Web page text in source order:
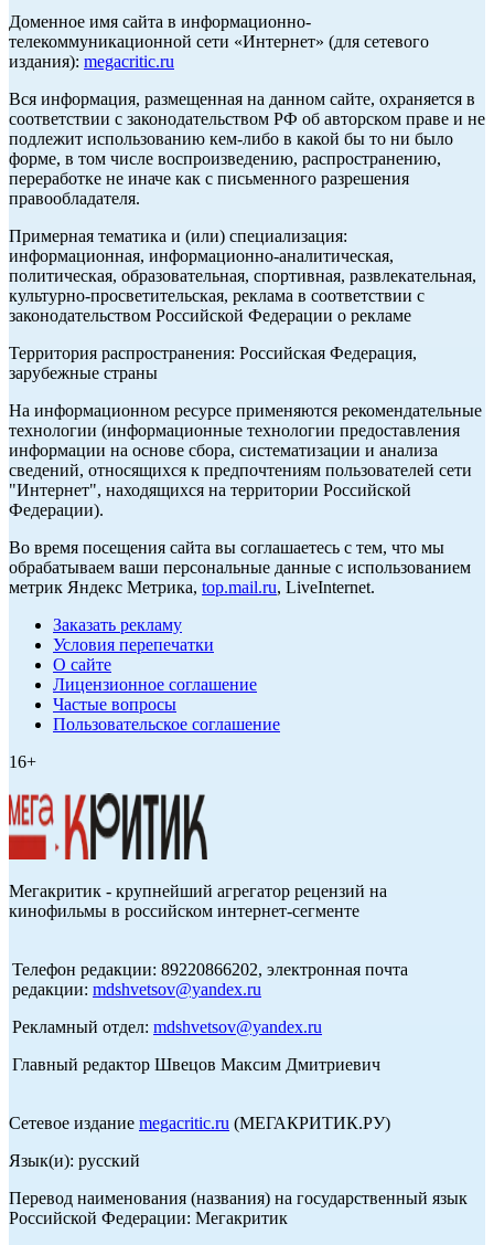
Доменное имя сайта в информационно-
телекоммуникационной сети «Интернет» (для сетевого
издания): megacritic.ru
Вся информация, размещенная на данном сайте, охраняется в
соответствии с законодательством РФ об авторском праве и не
подлежит использованию кем-либо в какой бы то ни было
форме, в том числе воспроизведению, распространению,
переработке не иначе как с письменного разрешения
правообладателя.
Примерная тематика и (или) специализация:
информационная, информационно-аналитическая,
политическая, образовательная, спортивная, развлекательная,
культурно-просветительская, реклама в соответствии с
законодательством Российской Федерации о рекламе
Территория распространения: Российская Федерация,
зарубежные страны
На информационном ресурсе применяются рекомендательные
технологии (информационные технологии предоставления
информации на основе сбора, систематизации и анализа
сведений, относящихся к предпочтениям пользователей сети
"Интернет", находящихся на территории Российской
Федерации).
Во время посещения сайта вы соглашаетесь с тем, что мы
обрабатываем ваши персональные данные с использованием
метрик Яндекс Метрика, top.mail.ru, LiveInternet.
Заказать рекламу
Условия перепечатки
О сайте
Лицензионное соглашение
Частые вопросы
Пользовательское соглашение
16+
Мегакритик - крупнейший агрегатор рецензий на
кинофильмы в российском интернет-сегменте
Телефон редакции: 89220866202, электронная почта
редакции: mdshvetsov@yandex.ru
Рекламный отдел: mdshvetsov@yandex.ru
Главный редактор Швецов Максим Дмитриевич
Сетевое издание megacritic.ru (МЕГАКРИТИК.РУ)
Язык(и): русский
Перевод наименования (названия) на государственный язык
Российской Федерации: Мегакритик